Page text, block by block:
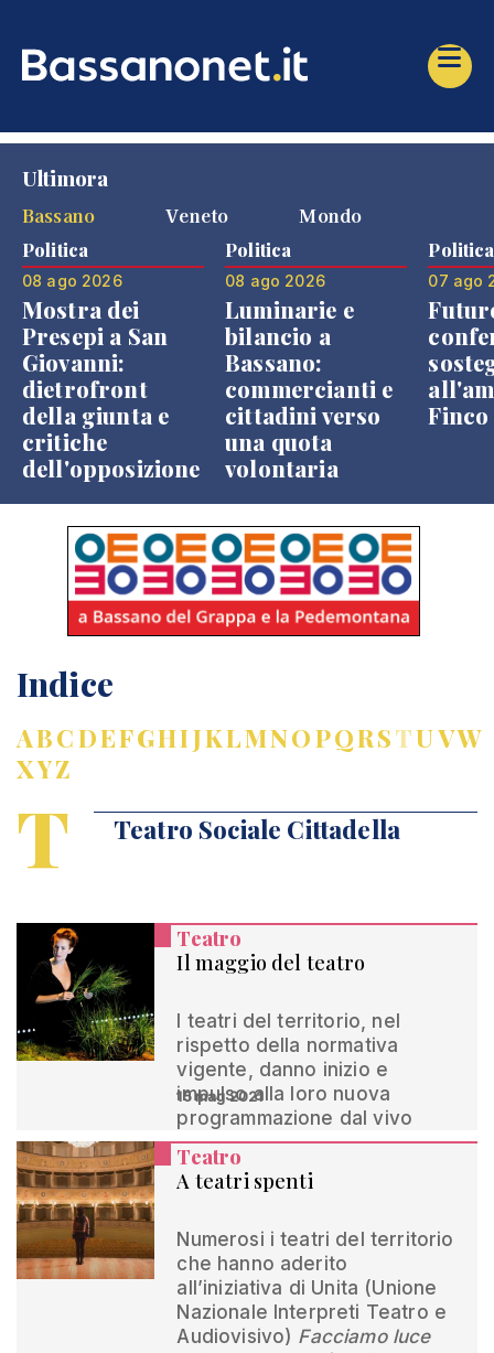
Ultimora
Bassano
Veneto Mondo
Politica
08 ago 2026
Mostra dei
Presepi a San
Giovanni:
dietrofront
della giunta e
critiche
dell'opposizione
Politica
08 ago 2026
Luminarie e
bilancio a
Bassano:
commercianti e
cittadini verso
una quota
volontaria
Politica
07 ago
Finco
Indice
ABCDEFGHIJKLMNOPQRSTUVW
XYZ
T Teatro Sociale Cittadella
Teatro
Il maggio del teatro
I teatri del territorio, nel
rispetto della normativa
vigente, danno inizio e
impulso alla loro nuova
programmazione dal vivo
15 mag 2021
Teatro
A teatri spenti
Numerosi i teatri del territorio
che hanno aderito
all’iniziativa di Unita (Unione
Nazionale Interpreti Teatro e
Audiovisivo) Facciamo luce